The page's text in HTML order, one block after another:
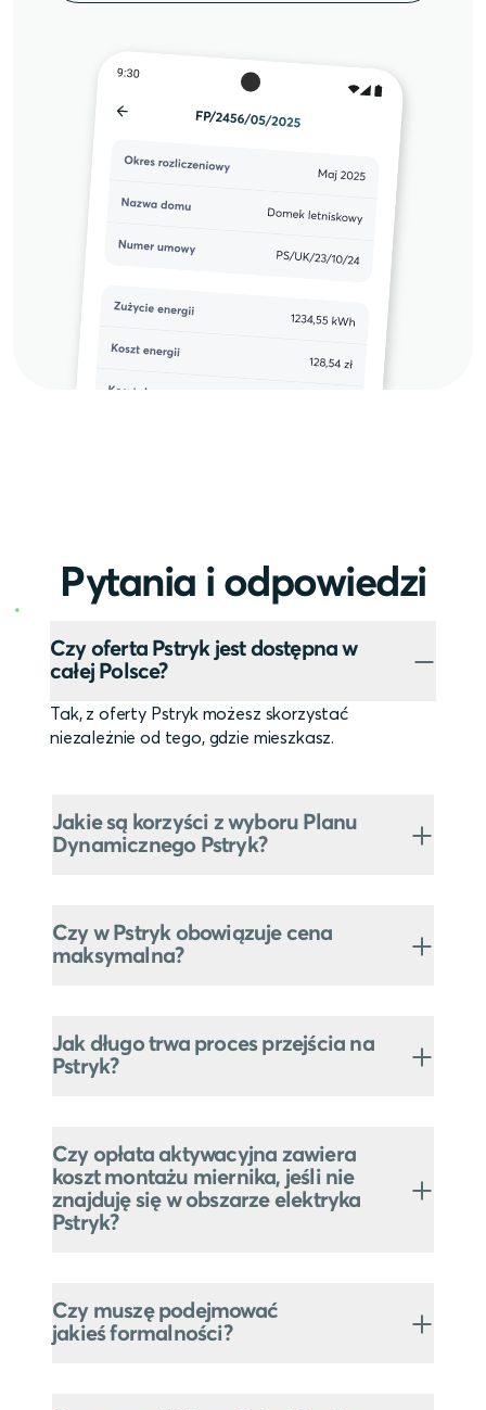
Pytania i odpowiedzi
Czy oferta Pstryk jest dostępna w
całej Polsce?
Tak, z oferty Pstryk możesz skorzystać
niezależnie od tego, gdzie mieszkasz.
Jakie są korzyści z wyboru Planu
Dynamicznego Pstryk?
Czy w Pstryk obowiązuje cena
maksymalna?
Jak długo trwa proces przejścia na
Pstryk?
Czy opłata aktywacyjna zawiera
koszt montażu miernika, jeśli nie
znajduję się w obszarze elektryka
Pstryk?
Czy muszę podejmować
jakieś formalności?